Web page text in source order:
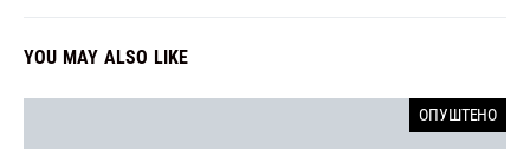
YOU MAY ALSO LIKE
ОПУШТЕНО